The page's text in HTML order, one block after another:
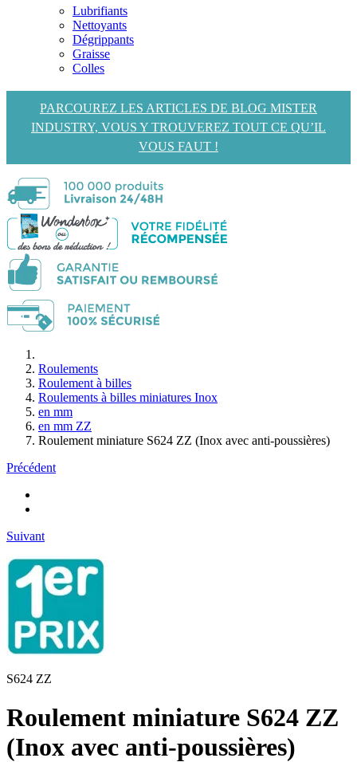
Lubrifiants
Nettoyants
Dégrippants
Graisse
Colles
PARCOUREZ LES ARTICLES DE BLOG MISTER
INDUSTRY, VOUS Y TROUVEREZ TOUT CE QU’IL
VOUS FAUT !
Roulements
Roulement à billes
Roulements à billes miniatures Inox
en mm
en mm ZZ
Roulement miniature S624 ZZ (Inox avec anti-poussières)
Précédent
Suivant
S624 ZZ
Roulement miniature S624 ZZ
(Inox avec anti-poussières)